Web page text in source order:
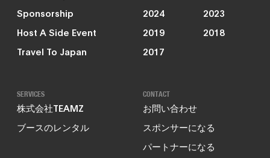
Sponsorship
Host A Side Event
Travel To Japan
2024
2023
2019
2018
2017
SERVICES
株式会社TEAMZ
ブースのレンタル
CONTACT
お問い合わせ
スポンサーになる
パートナーになる